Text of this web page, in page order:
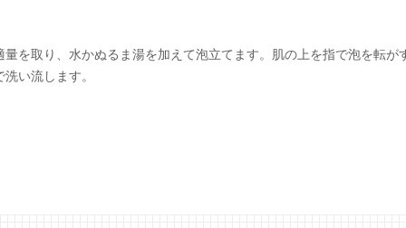
を取り、水かぬるま湯を加えて泡立てます。肌の上を指で泡を転が
い流します。